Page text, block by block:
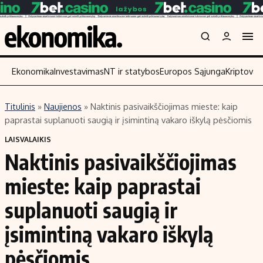
Turinys
Naujienos
Aplinka
Verslas
Energetika
Ekonomika
Politika
NT ir statybos
Skaitykite
Įmonės
Technologijos
Laisvalaikis
EkonomikaInvestavimasNT ir statybosEuropos Sąjunga
Titulinis » Naujienos » Naktinis pasivaikščiojimas mieste: kaip
paprastai suplanuoti saugią ir įsimintiną vakaro iškylą pėsčiomis
LAISVALAIKIS
Naktinis pasivaikščiojimas
mieste: kaip paprastai
suplanuoti saugią ir
įsimintiną vakaro iškylą